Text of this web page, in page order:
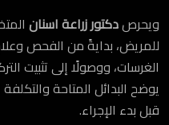
ويحرصدكتور زراعة اسنان
للمريض، بدايةً من الفحص
الغرسات، ووصولًا إلى تثبيت
يوضح البدائل المتاحة
قبل بدء الإجراء.ارسال